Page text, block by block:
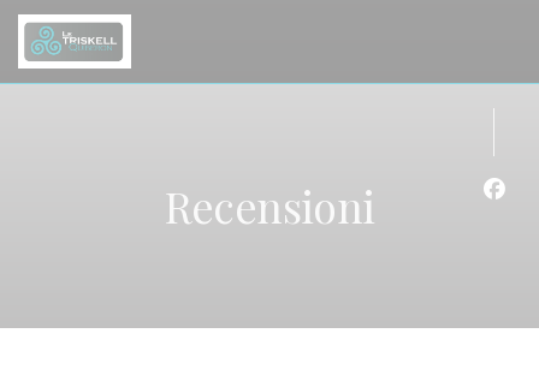
Personalizzazione delle tue scelte sui cookie
Recensioni